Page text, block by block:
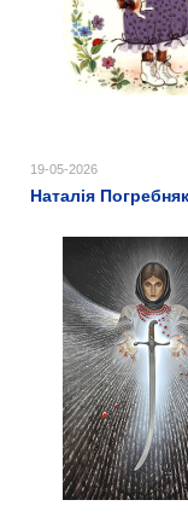
19-05-2026
Наталія